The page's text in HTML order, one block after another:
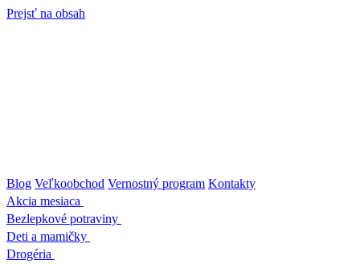
Prejsť na obsah
Blog Veľkoobchod Vernostný program Kontakty
Akcia mesiaca
Bezlepkové potraviny
Deti a mamičky
Drogéria